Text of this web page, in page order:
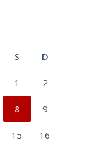
S D
1 2
8 9
15 16